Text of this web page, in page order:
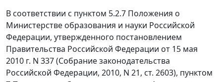
В соответствии с пунктом 5.2.7 Положения о
Министерстве образования и науки Российской
Федерации, утвержденного постановлением
Правительства Российской Федерации от 15 мая
2010 г. N 337 (Собрание законодательства
Российской Федерации, 2010, N 21, ст. 2603), пунктом